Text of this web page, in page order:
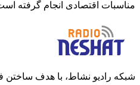
مناسبات اقتصادی انجام گرفته
شبکه رادیو نشاط، با هدف